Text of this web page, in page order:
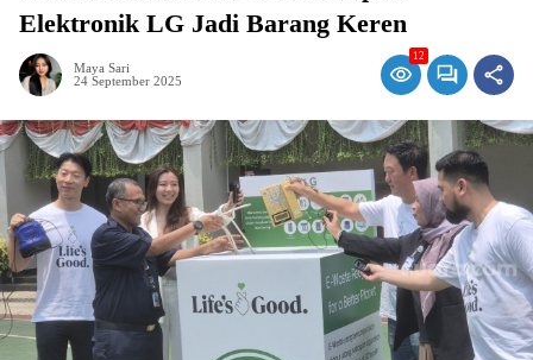
Elektronik LG Jadi Barang Keren
Maya Sari
24 September 2025
12